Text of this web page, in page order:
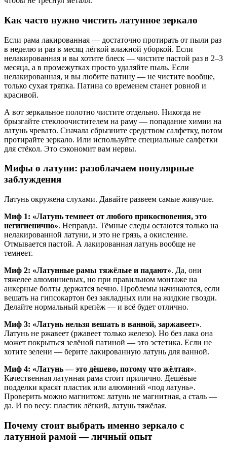
Как часто нужно чистить латунное зеркало
Если рама лакированная — достаточно протирать от пыли раз
в неделю и раз в месяц лёгкой влажной уборкой. Если
нелакированная и вы хотите блеск — чистите пастой раз в 2–3
месяца, а в промежутках просто удаляйте пыль. Если
нелакированная, и вы любите патину — не чистите вообще,
только сухая тряпка. Патина со временем станет ровной и
красивой.
А вот зеркальное полотно чистите отдельно. Никогда не
брызгайте стеклоочистителем на раму — попадание химии на
латунь чревато. Сначала сбрызните средством салфетку, потом
протирайте зеркало. Или используйте специальные салфетки
для стёкол. Это сэкономит вам нервы.
Мифы о латуни: разоблачаем популярные
заблуждения
Латунь окружена слухами. Давайте развеем самые живучие.
Миф 1: «Латунь темнеет от любого прикосновения, это
негигиенично». Неправда. Тёмные следы остаются только на
нелакированной латуни, и это не грязь, а окисление.
Отмывается пастой. А лакированная латунь вообще не
темнеет.
Миф 2: «Латунные рамы тяжёлые и падают». Да, они
тяжелее алюминиевых, но при правильном монтаже на
анкерные болты держатся вечно. Проблемы начинаются, если
вешать на гипсокартон без закладных или на жидкие гвозди.
Делайте нормальный крепёж — и всё будет отлично.
Миф 3: «Латунь нельзя вешать в ванной, заржавеет».
Латунь не ржавеет (ржавеет только железо). Но без лака она
может покрыться зелёной патиной — это эстетика. Если не
хотите зелени — берите лакированную латунь для ванной.
Миф 4: «Латунь — это дёшево, потому что жёлтая».
Качественная латунная рама стоит прилично. Дешёвые
подделки красят пластик или алюминий «под латунь».
Проверить можно магнитом: латунь не магнитная, а сталь —
да. И по весу: пластик лёгкий, латунь тяжёлая.
Почему стоит выбрать именно зеркало с
латунной рамой — личный опыт